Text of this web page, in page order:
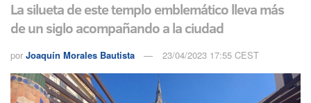
La silueta de este templo emblemático lleva más
de un siglo acompañando a la ciudad
por Joaquín Morales Bautista 23/04/2023 17:55 CEST